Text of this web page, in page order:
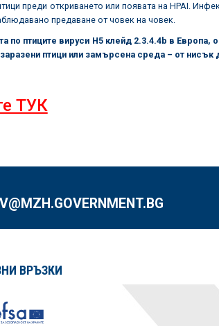
преди откриването или появата на HPAI.
предаване от човек на човек.
по птиците вируси H5 клейд 2.3.4.4b в Европа,
птици или замърсена среда – от нисък
ТУК
ВРЪЗКИ